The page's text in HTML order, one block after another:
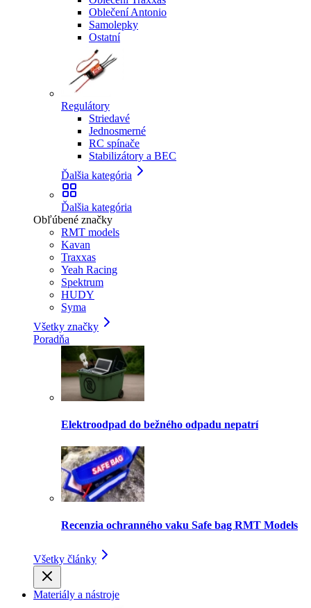
Oblečení Antonio
Samolepky
Ostatní
Regulátory
Striedavé
Jednosmerné
RC spínače
Stabilizátory a BEC
Ďalšia kategória
Ďalšia kategória
Obľúbené značky
RMT models
Kavan
Traxxas
Yeah Racing
Spektrum
HUDY
Syma
Všetky značky
Poradňa
Elektroodpad do bežného odpadu nepatrí
Recenzia ochranného vaku Safe bag RMT Models
Všetky články
Materiály a nástroje